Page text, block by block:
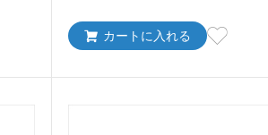
カートに入れる